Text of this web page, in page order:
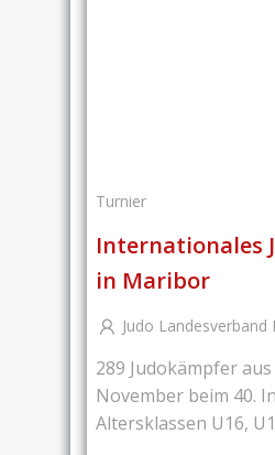
Turnier
Internationales
in Maribor
Judo Landesverband
289 Judokämpfer
November beim 40.
Altersklassen U16,